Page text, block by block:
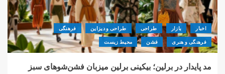
اخبار بازار طراحی طراحی و دیزاین فرهنگی
فرهنگی و هنری فشن محیط زیست
مد پایدار در برلین؛ بیکینی برلین میزبان فشن‌شوهای سبز